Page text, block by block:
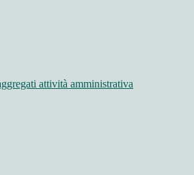
attività amministrativa